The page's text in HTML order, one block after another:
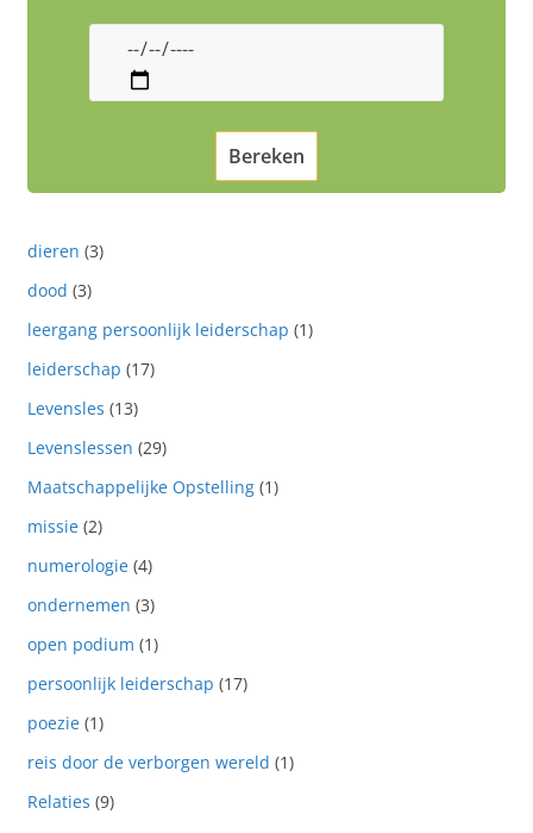
dieren (3)
dood (3)
leergang persoonlijk leiderschap (1)
leiderschap (17)
Levensles (13)
Levenslessen (29)
Maatschappelijke Opstelling(1)
missie(2)
numerologie(4)
ondernemen (3)
open podium (1)
persoonlijk leiderschap (17)
poezie(1)
reis door de verborgen wereld (1)
Relaties (9)